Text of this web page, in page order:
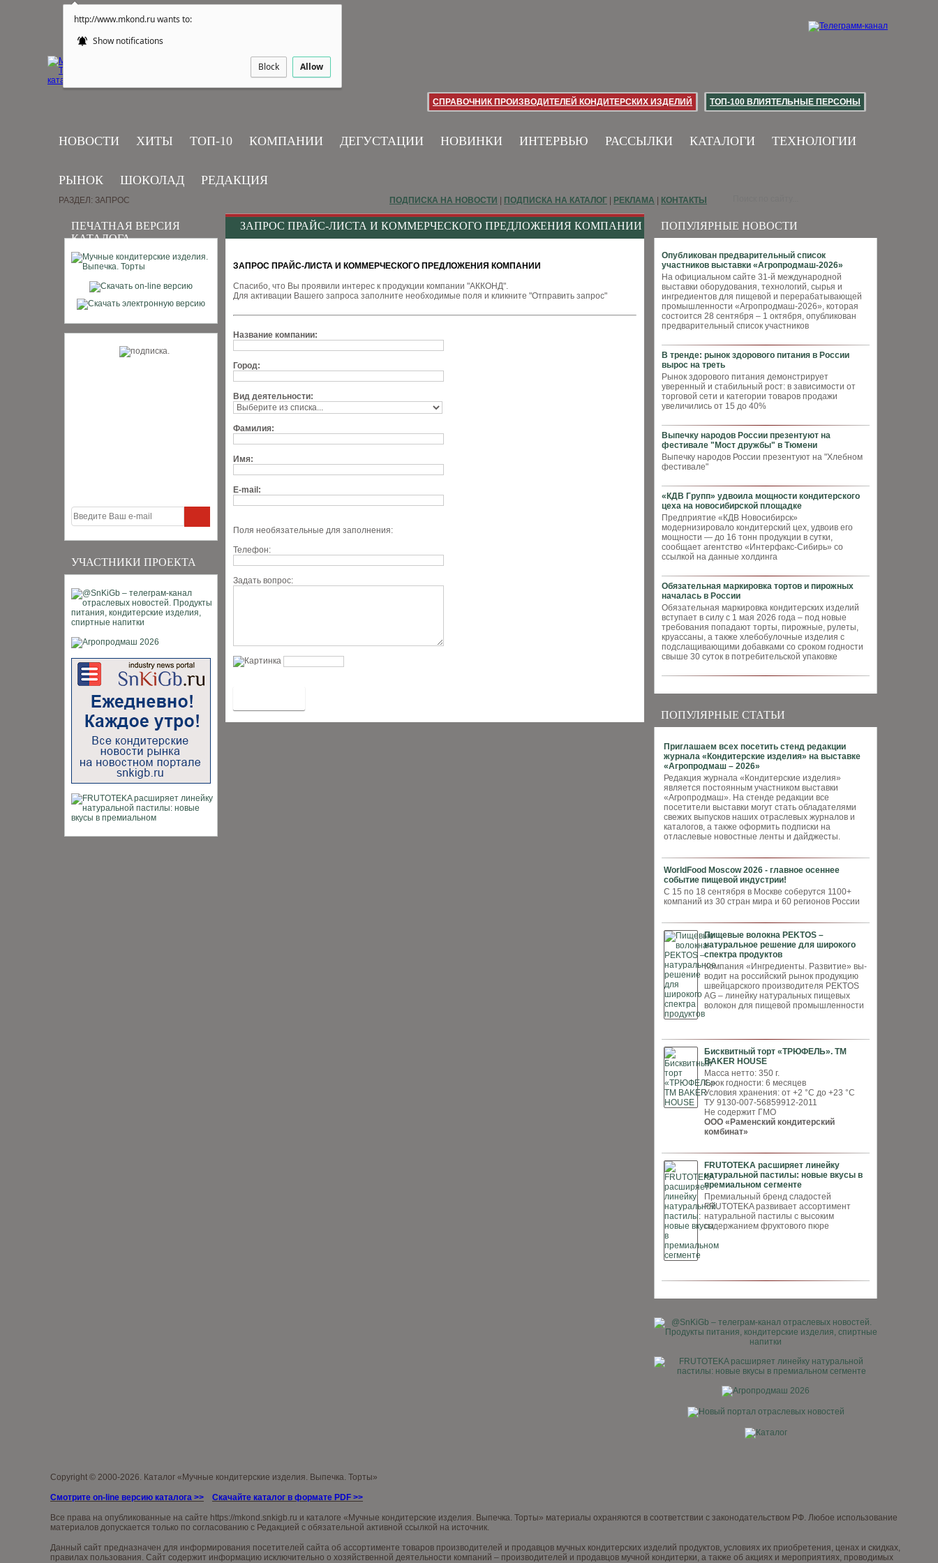
http://www.mkond.ru wants to:
Show notifications
Block Allow
СПРАВОЧНИК ПРОИЗВОДИТЕЛЕЙ КОНДИТЕРСКИХ ИЗДЕЛИЙ ТОП-100 ВЛИЯТЕЛЬНЫЕ ПЕРСОНЫ
НОВОСТИ ХИТЫ ТОП-10 КОМПАНИИ ДЕГУСТАЦИИ НОВИНКИ ИНТЕРВЬЮ РАССЫЛКИ КАТАЛОГИ ТЕХНОЛОГИИ
РЫНОК ШОКОЛАД РЕДАКЦИЯ
ПЕЧАТНАЯ ВЕРСИЯ
КАТАЛОГА
УЧАСТНИКИ ПРОЕКТА
ПОПУЛЯРНЫЕ НОВОСТИ
Опубликован предварительный список
участников выставки «Агропродмаш-2026»
На официальном сайте 31-й международной
выставки оборудования, технологий, сырья и
ингредиентов для пищевой и перерабатывающей
промышленности «Агропродмаш-2026», которая
состоится 28 сентября – 1 октября, опубликован
предварительный список участников
В тренде: рынок здорового питания в России
вырос на треть
Рынок здорового питания демонстрирует
уверенный и стабильный рост: в зависимости от
торговой сети и категории товаров продажи
увеличились от 15 до 40%
Выпечку народов России презентуют на
фестивале "Мост дружбы" в Тюмени
Выпечку народов России презентуют на "Хлебном
фестивале"
«КДВ Групп» удвоила мощности кондитерского
цеха на новосибирской площадке
Предприятие «КДВ Новосибирск»
модернизировало кондитерский цех, удвоив его
мощности — до 16 тонн продукции в сутки,
сообщает агентство «Интерфакс-Сибирь» со
ссылкой на данные холдинга
Обязательная маркировка тортов и пирожных
началась в России
Обязательная маркировка кондитерских изделий
вступает в силу с 1 мая 2026 года – под новые
требования попадают торты, пирожные, рулеты,
круассаны, а также хлебобулочные изделия с
подслащивающими добавками со сроком годности
свыше 30 суток в потребительской упаковке
ПОПУЛЯРНЫЕ СТАТЬИ
Приглашаем всех посетить стенд редакции
журнала «Кондитерские изделия» на выставке
«Агропродмаш – 2026»
Редакция журнала «Кондитерские изделия»
является постоянным участником выставки
«Агропродмаш». На стенде редакции все
посетители выставки могут стать обладателями
свежих выпусков наших отраслевых журналов и
каталогов, а также оформить подписки на
отласлевые новостные ленты и дайджесты.
WorldFood Moscow 2026 - главное осеннее
событие пищевой индустрии!
С 15 по 18 сентября в Москве соберутся 1100+
компаний из 30 стран мира и 60 регионов России
Пищевые волокна PEKTOS –
натуральное решение для широкого
спектра продуктов
Компания «Ингредиенты. Развитие» вы­
водит на российский рынок продукцию
швей­царского производителя PEKTOS
AG – ли­нейку натуральных пищевых
волокон для пи­щевой промышленности
Бисквитный торт «ТРЮФЕЛЬ». ТМ
BAKER HOUSE
Масса нетто: 350 г.
Срок годности: 6 месяцев
Условия хранения: от +2 °С до +23 °С
ТУ 9130-007-56859912-2011
Не содержит ГМО
ООО «Раменский кондитерский
комбинат»
FRUTOTEKA расширяет линейку
натуральной пастилы: новые вкусы в
премиальном сегменте
Премиальный бренд сладостей
FRUTOTEKA развивает ассортимент
натуральной пастилы с высоким
содержанием фруктового пюре
РАЗДЕЛ: ЗАПРОС ПОДПИСКА НА НОВОСТИ ПОДПИСКА НА КАТАЛОГ РЕКЛАМА КОНТАКТЫ
ЗАПРОС ПРАЙС-ЛИСТА И КОММЕРЧЕСКОГО ПРЕДЛОЖЕНИЯ КОМПАНИИ
ЗАПРОС ПРАЙС-ЛИСТА И КОММЕРЧЕСКОГО ПРЕДЛОЖЕНИЯ КОМПАНИИ
Спасибо, что Вы проявили интерес к продукции компании "АККОНД".
Для активации Вашего запроса заполните необходимые поля и кликните "Отправить запрос"
Название компании:
Город:
Вид деятельности:
Фамилия:
Имя:
E-mail:
Поля необязательные для заполнения:
Телефон:
Задать вопрос:
Copyright © 2000-2026. Каталог «Мучные кондитерские изделия. Выпечка. Торты»
Смотрите on-line версию каталога >> Скачайте каталог в формате PDF >>
Все права на опубликованные на сайте https://mkond.snkigb.ru и каталоге «Мучные кондитерские изделия. Выпечка. Торты» материалы охраняются в соответствии с законодательством РФ. Любое использование
материалов допускается только по согласованию с Редакцией с обязательной активной ссылкой на источник.
Данный сайт предназначен для информирования посетителей сайта об ассортименте товаров производителей и продавцов мучных кондитерских изделий продуктов, условиях их приобретения, ценах и скидках,
правилах пользования. Сайт содержит информацию исключительно о хозяйственной деятельности компаний – производителей и продавцов мучной кондитерки, а также об акциях и мероприятиях, проводимых